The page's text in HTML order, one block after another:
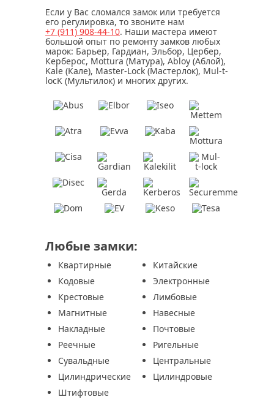
Если у Вас сломался замок или требуется
его регулировка, то звоните нам
+7 (911) 908-44-10. Наши мастера имеют
большой опыт по ремонту замков любых
марок: Барьер, Гардиан, Эльбор, Цербер,
Керберос, Mottura (Матура), Abloy (Аблой),
Kale (Кале), Master-Lock (Мастерлок), Mul-t-
locK (Мультилок) и многих других.
Любые замки:
Квартирные
Китайские
Кодовые
Электронные
Крестовые
Лимбовые
Магнитные
Навесные
Накладные
Почтовые
Реечные
Ригельные
Сувальдные
Центральные
Цилиндрические
Цилиндровые
Штифтовые